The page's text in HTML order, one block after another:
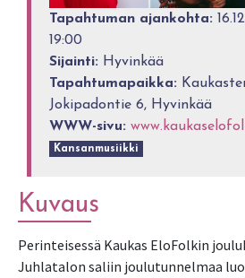
Tapahtuman ajankohta:
19:00
Sijainti: Hyvinkää
Tapahtumapaikka:
Jokipadontie 6, Hyvinkää
WWW-sivu:
Kansanmusiikki
Kuvaus
Perinteisessä Kaukas EloFolkin
Juhlatalon saliin joulutunnelmaa